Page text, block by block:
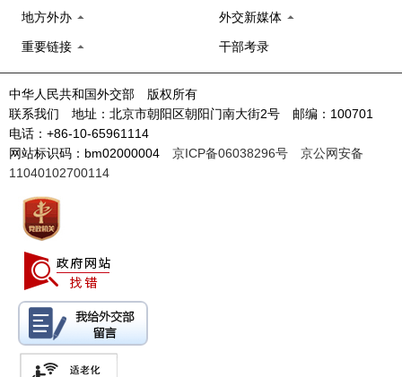
地方外办 外交新媒体
重要链接 干部考录
中华人民共和国外交部 版权所有
联系我们 地址：北京市朝阳区朝阳门南大街2号 邮编：100701
电话：+86-10-65961114
网站标识码：bm02000004 京ICP备06038296号
京公网安备
11040102700114